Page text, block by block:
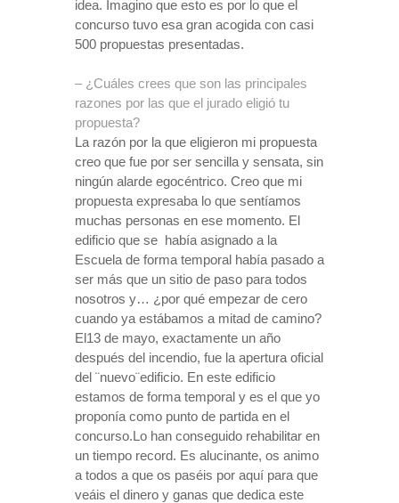
idea. Imagino que esto es por lo que el
concurso tuvo esa gran acogida con casi
500 propuestas presentadas.
– ¿Cuáles crees que son las principales
razones por las que el jurado eligió tu
propuesta?
La razón por la que eligieron mi propuesta
creo que fue por ser sencilla y sensata, sin
ningún alarde egocéntrico. Creo que mi
propuesta expresaba lo que sentíamos
muchas personas en ese momento. El
edificio que se
había asignado a la
Escuela de forma temporal había pasado a
ser más que un sitio de paso para todos
nosotros y… ¿por qué empezar de cero
cuando ya estábamos a mitad de camino?
El13 de mayo, exactamente un año
después del incendio, fue la apertura oficial
del ¨nuevo¨edificio. En este edificio
estamos de forma temporal y es el que yo
proponía como punto de partida en el
concurso. Lo han conseguido rehabilitar en
un tiempo record. Es alucinante, os animo
a todos a que os paséis por aquí para que
veáis el dinero y ganas que dedica este